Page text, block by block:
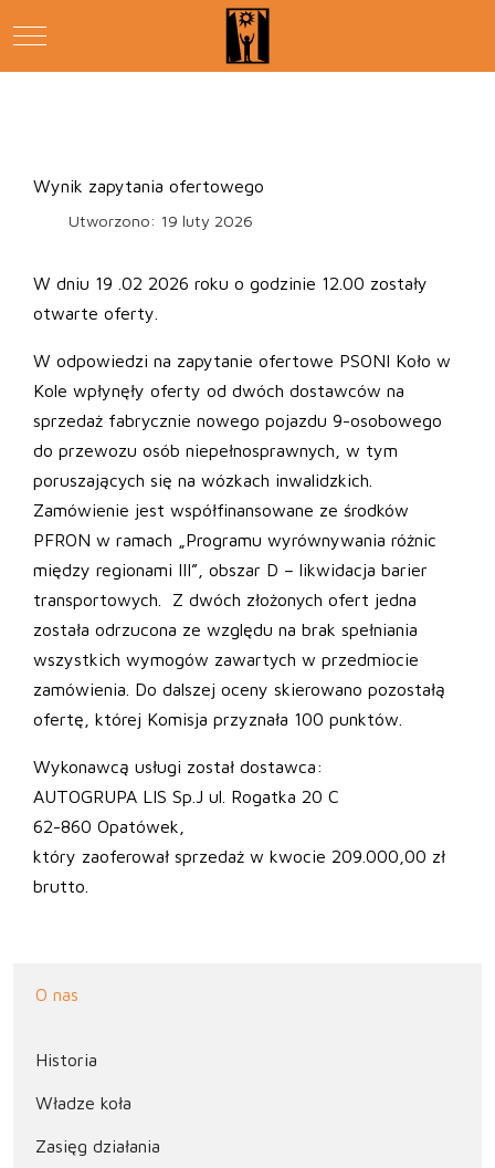
Mobile Menu Toggle
Wynik zapytania ofertowego
Utworzono: 19 luty 2026
W dniu 19 .02 2026 roku o godzinie 12.00 zostały
otwarte oferty.
W odpowiedzi na zapytanie ofertowe PSONI Koło w
Kole wpłynęły oferty od dwóch dostawców na
sprzedaż fabrycznie nowego pojazdu 9-osobowego
do przewozu osób niepełnosprawnych, w tym
poruszających się na wózkach inwalidzkich.
Zamówienie jest współfinansowane ze środków
PFRON w ramach „Programu wyrównywania różnic
między regionami III”, obszar D – likwidacja barier
transportowych. Z dwóch złożonych ofert jedna
została odrzucona ze względu na brak spełniania
wszystkich wymogów zawartych w przedmiocie
zamówienia. Do dalszej oceny skierowano pozostałą
ofertę, której Komisja przyznała 100 punktów.
Wykonawcą usługi został dostawca:
AUTOGRUPA LIS Sp.J ul. Rogatka 20 C
62-860 Opatówek,
który zaoferował sprzedaż w kwocie 209.000,00 zł
brutto.
O nas
Historia
Władze koła
Zasięg działania